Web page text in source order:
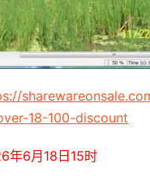
18-100-discount
年6月18日15时